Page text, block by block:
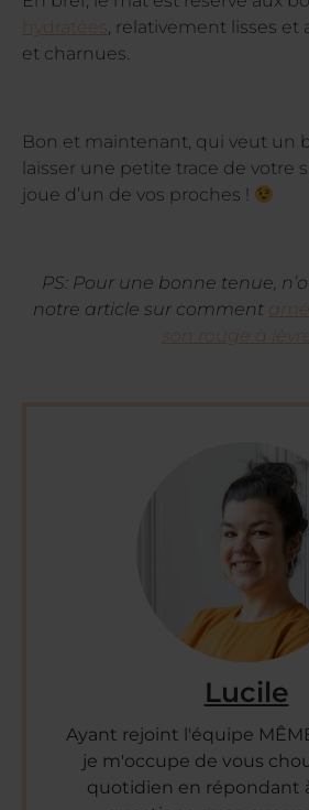
hydratées , relativement lisses et
et charnues.
Bon et maintenant, qui veut un
laisser une petite trace de votre
joue d’un de vos proches !
PS: Pour une bonne tenue,
notre article sur comment
son rouge à
Lucile
Ayant rejoint l'équipe
je m'occupe de vous
quotidien en répondant